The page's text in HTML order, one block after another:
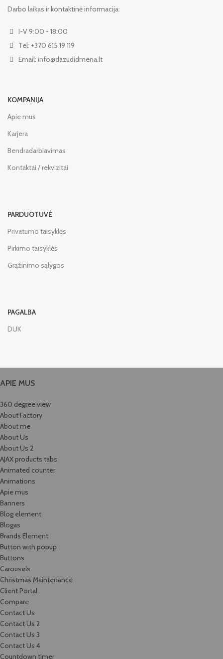
Darbo laikas ir kontaktinė informacija:
I-V 9:00 - 18:00
Tel: +370 615 19 119
Email: info@dazudidmena.lt
KOMPANIJA
Apie mus
Karjera
Bendradarbiavimas
Kontaktai / rekvizitai
PARDUOTUVĖ
Privatumo taisyklės
Pirkimo taisyklės
Grąžinimo sąlygos
PAGALBA
DUK
APIE MUS
360 degree view
About Factory
About me
About Us
About Us 2
AJAX products tabs
Animated counter
Animations
Apie mus
Banners
Blog element
Blogas
Brands Element
Button with popup
Buttons
Carousels
Christmas Maintenance
Client Portal
Compare
Contact Us
Contact Us 2
Contact Us 3
Contact Us 4
Countdown timer